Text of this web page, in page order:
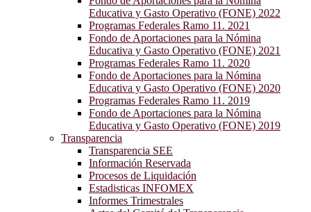
Educativa y Gasto Operativo (FONE) 2022
Programas Federales Ramo 11. 2021
Fondo de Aportaciones para la Nómina
Educativa y Gasto Operativo (FONE) 2021
Programas Federales Ramo 11. 2020
Fondo de Aportaciones para la Nómina
Educativa y Gasto Operativo (FONE) 2020
Programas Federales Ramo 11. 2019
Fondo de Aportaciones para la Nómina
Educativa y Gasto Operativo (FONE) 2019
Transparencia
Transparencia SEE
Información Reservada
Procesos de Liquidación
Estadisticas INFOMEX
Informes Trimestrales